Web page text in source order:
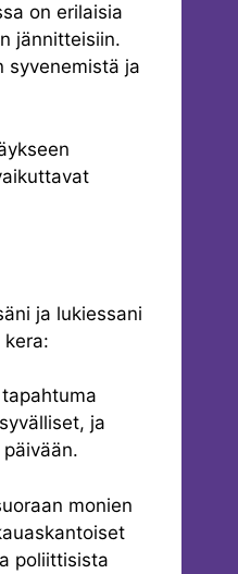
on erilaisia
jännitteisiin.
syvenemistä ja
ja lukiessani
ja
monien
poliittisista